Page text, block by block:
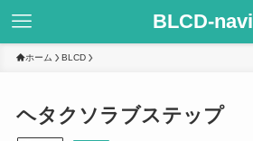
BLCD-navi
ホーム BLCD
ヘタクソラブステップ